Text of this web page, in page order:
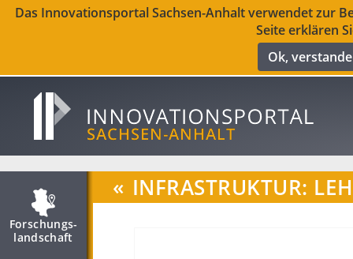
Das Innovationsportal Sachsen-Anhalt verwendet zur
Seite erklären
Ok,
Forschungs­
landschaft
« INFRASTRUKTUR: